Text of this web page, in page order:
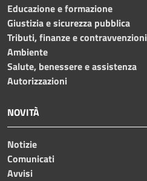
Educazione e formazione
Giustizia e sicurezza pubblica
Tributi, finanze e contravvenzioni
Ambiente
Salute, benessere e assistenza
Autorizzazioni
NOVITÀ
Notizie
Comunicati
Avvisi